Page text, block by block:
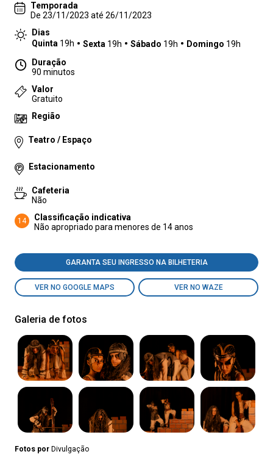
Temporada
De 23/11/2023 até 26/11/2023
Dias
Quinta 19h Sexta 19h Sábado 19h Domingo 19h
Duração
90 minutos
Valor
Gratuito
Região
Teatro / Espaço
Estacionamento
Cafeteria
Não
14
Classificação indicativa
Não apropriado para menores de 14 anos
GARANTA SEU INGRESSO NA BILHETERIA
VER NO GOOGLE MAPS VER NO WAZE
Galeria de fotos
Fotos por Divulgação